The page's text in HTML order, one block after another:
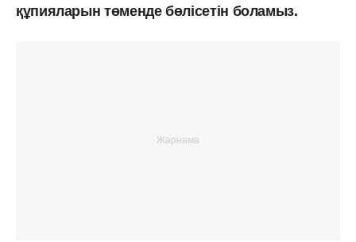
құпияларын төменде бөлісетін боламыз.